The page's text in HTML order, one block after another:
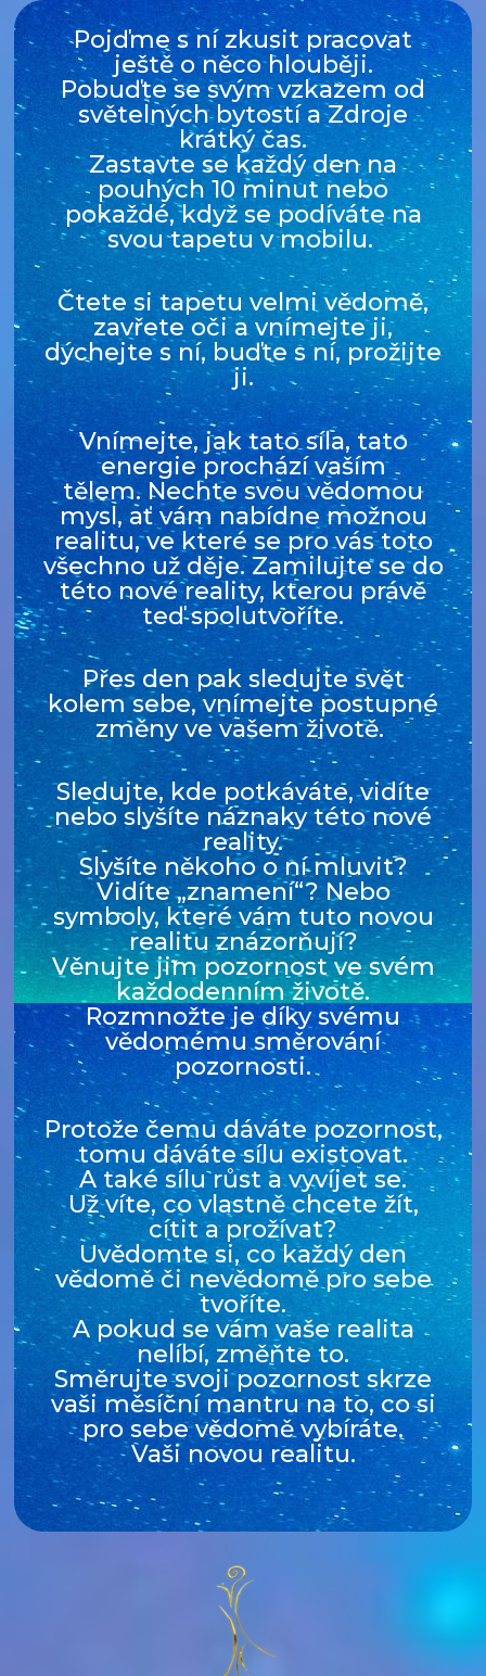
Pojďme s ní zkusit pracovat
ještě o něco hlouběji.
Pobuďte se svým vzkazem od
světelných bytostí a Zdroje
krátký čas.
Zastavte se každý den na
pouhých 10 minut nebo
pokaždé, když se podíváte na
svou tapetu v mobilu.
Čtete si tapetu velmi vědomě,
zavřete oči a vnímejte ji,
dýchejte s ní, buďte s ní, prožijte
ji.
Vnímejte, jak tato síla, tato
energie prochází vaším
tělem.Nechte svou vědomou
mysl, ať vám nabídne možnou
realitu, ve které se pro vás toto
všechno už děje.Zamilujte se do
této nové reality, kterou právě
teď spolutvoříte.
Přes den pak sledujte svět
kolem sebe, vnímejte postupné
změny ve vašem životě.
Sledujte, kde potkáváte, vidíte
nebo slyšíte náznaky této nové
reality.
Slyšíte někoho o ní mluvit?
Vidíte „znamení“? Nebo
symboly, které vám tuto novou
realitu znázorňují?
Věnujte jim pozornost ve svém
každodenním životě.
Rozmnožte je díky svému
vědomému směrování
pozornosti.
Protože čemu dáváte pozornost,
tomu dáváte sílu existovat.
A také sílu růst a vyvíjet se.
Už víte, co vlastně chcete žít,
cítit a prožívat?
Uvědomte si, co každý den
vědomě či nevědomě pro sebe
tvoříte.
A pokud se vám vaše realita
nelíbí, změňte to.
Směrujte svoji pozornost skrze
vaši měsíční mantru na to, co si
pro sebe vědomě vybíráte.
Vaši novou realitu.